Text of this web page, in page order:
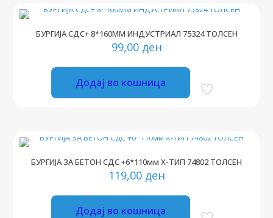
БУРГИЈА СДС+ 8*160ММ ИНДУСТРИАЛ 75324 ТОЛСЕН
99,00 ден
Додај во кошница
БУРГИЈА ЗА БЕТОН СДС +6*110мм Х-ТИП 74802 ТОЛСЕН
119,00 ден
Додај во кошница